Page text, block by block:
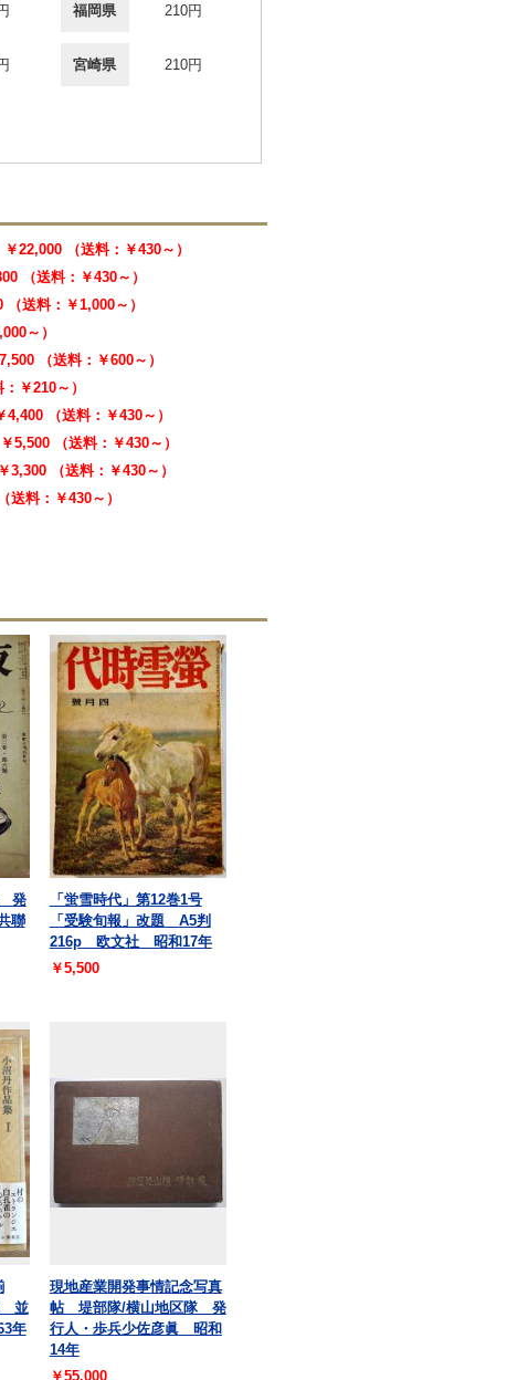
福岡県 210円
宮崎県 210円
￥22,000 （送料：￥430～）
（送料：￥430～）
（送料：￥1,000～）
～）
（送料：￥600～）
￥210～）
4,400 （送料：￥430～）
￥5,500 （送料：￥430～）
￥3,300 （送料：￥430～）
送料：￥430～）
発
聯
「蛍雪時代」第12巻1号
「受験旬報」改題 A5判
216p 欧文社 昭和17年
￥5,500
並
年
現地産業開発事情記念写真
帖 堤部隊/横山地区隊 発
行人・歩兵少佐彦眞 昭和
14年
￥55,000